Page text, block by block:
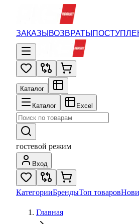
ЗАКАЗЫВОЗВРАТЫ
Каталог
Каталог Excel
гостевой режим
Вход
КатегорииБрендыТоп товаров
Главная